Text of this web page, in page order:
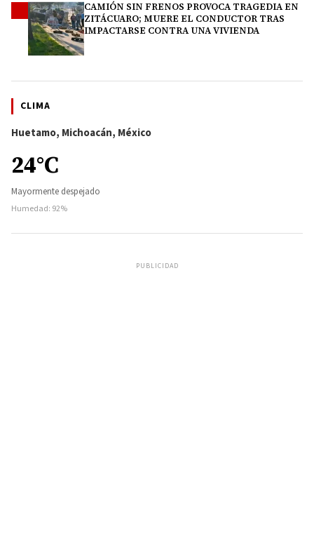
CAMIÓN SIN FRENOS PROVOCA TRAGEDIA EN
ZITÁCUARO; MUERE EL CONDUCTOR TRAS
IMPACTARSE CONTRA UNA VIVIENDA
CLIMA
Huetamo, Michoacán, México
24°C
Mayormente despejado
Humedad: 92%
PUBLICIDAD